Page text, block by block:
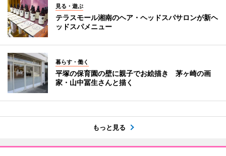
見る・遊ぶ
テラスモール湘南のヘア・ヘッドスパサロンが新ヘ
ッドスパメニュー
暮らす・働く
平塚の保育園の壁に親子でお絵描き 茅ヶ崎の画
家・山中冨生さんと描く
もっと見る